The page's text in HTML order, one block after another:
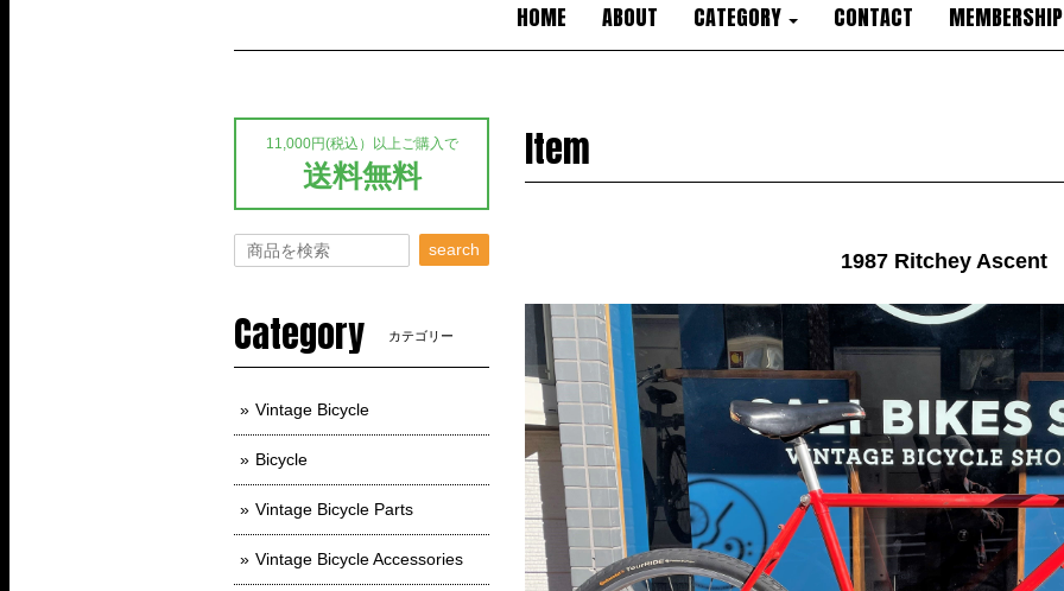
HOME ABOUT CATEGORY CONTACT MEMBERSHIP
Item
1987 Ritchey Ascent
11,000円(税込）以上ご購入で
送料無料
search
Category カテゴリー
Vintage Bicycle
Bicycle
Vintage Bicycle Parts
Vintage Bicycle Accessories